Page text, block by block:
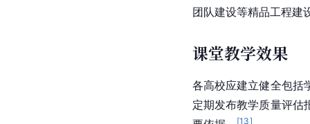
团队建设等精品工程建
课堂教学效果
各高校应建立健全包括
定期发布教学质量评估
[13]